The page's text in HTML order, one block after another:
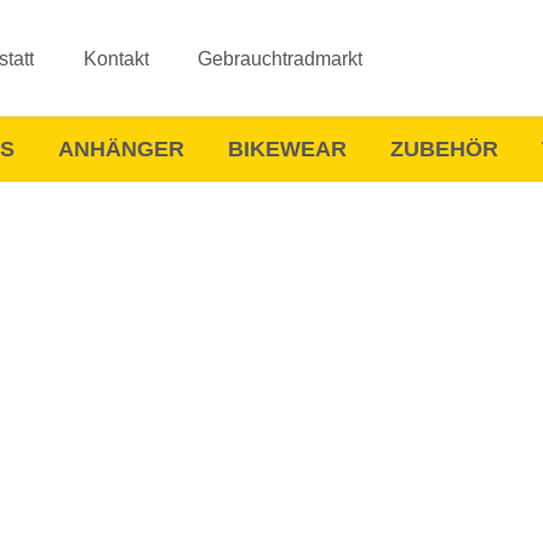
Kontakt Gebrauchtradmarkt
ANHÄNGER BIKEWEAR ZUBEHÖR